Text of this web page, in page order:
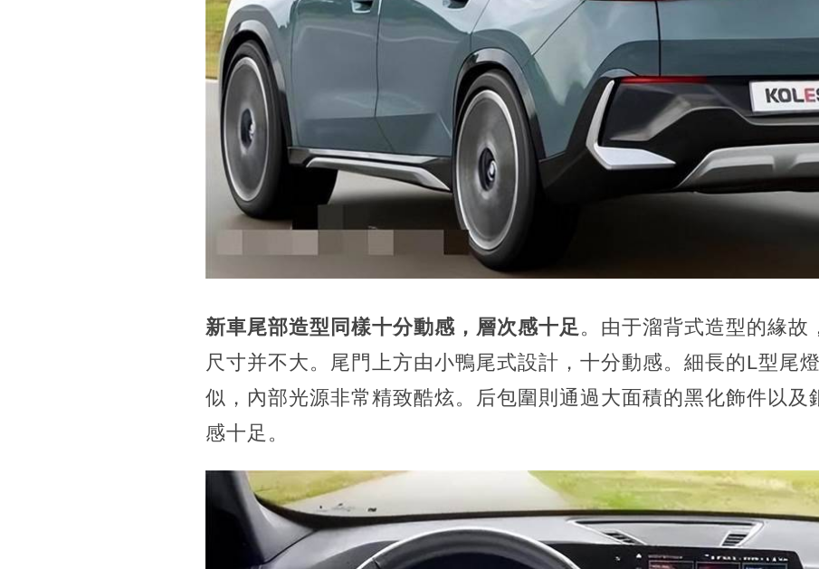
新車尾部造型同樣十分動感，層次感十足。由于溜背式造型的緣故
尺寸并不大。尾門上方由小鴨尾式設計，十分動感。細長的L型尾
似，內部光源非常精致酷炫。后包圍則通過大面積的黑化飾件以及
感十足。